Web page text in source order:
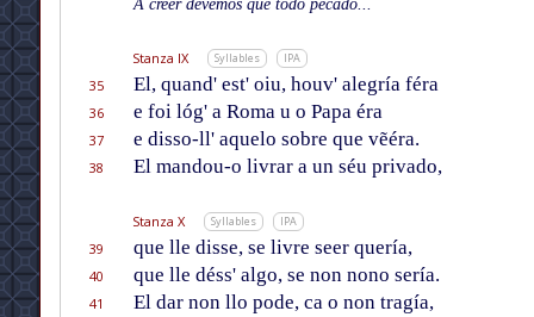
A creer devemos que todo pecado...
Stanza IX Syllables IPA
35 El, quand' est' oiu, houv' alegría féra
36
e foi lóg' a Roma u o Papa éra
37
e disso-ll' aquelo sobre que vẽéra.
38
El mandou-o livrar a un séu privado,
Stanza X Syllables IPA
39 que lle disse, se livre seer quería,
40
que lle déss' algo, se non nono sería.
41
El dar non llo pode, ca o non tragía,